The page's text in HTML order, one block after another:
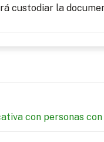
custodiar la
con personas